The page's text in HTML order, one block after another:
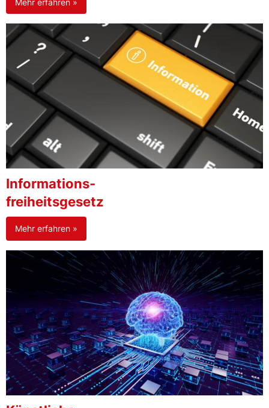
Informations-
freiheitsgesetz
Mehr erfahren »